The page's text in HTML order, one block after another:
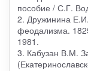
пособие / С.Г.
2. Дружинина
феодализма.
1981.
3. Кабузан В.М.